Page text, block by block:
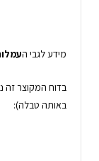
מידע לגבי ה
בדוח המקוצר זה
באותה טבלה):